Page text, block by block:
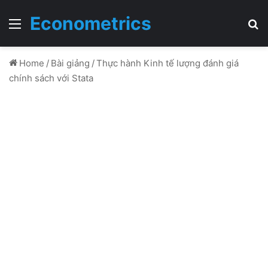
Menu
Econometrics
Home / Bài giảng /Thực hành Kinh tế lượng đánh giá
chính sách với Stata